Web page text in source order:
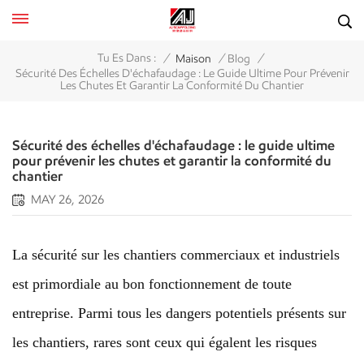
Tu Es Dans : / Maison / Blog /
Sécurité Des Échelles D'échafaudage : Le Guide Ultime Pour Prévenir
Les Chutes Et Garantir La Conformité Du Chantier
Sécurité des échelles d'échafaudage : le guide ultime
pour prévenir les chutes et garantir la conformité du
chantier
MAY 26, 2026
La sécurité sur les chantiers commerciaux et industriels
est primordiale au bon fonctionnement de toute
entreprise. Parmi tous les dangers potentiels présents sur
les chantiers, rares sont ceux qui égalent les risques